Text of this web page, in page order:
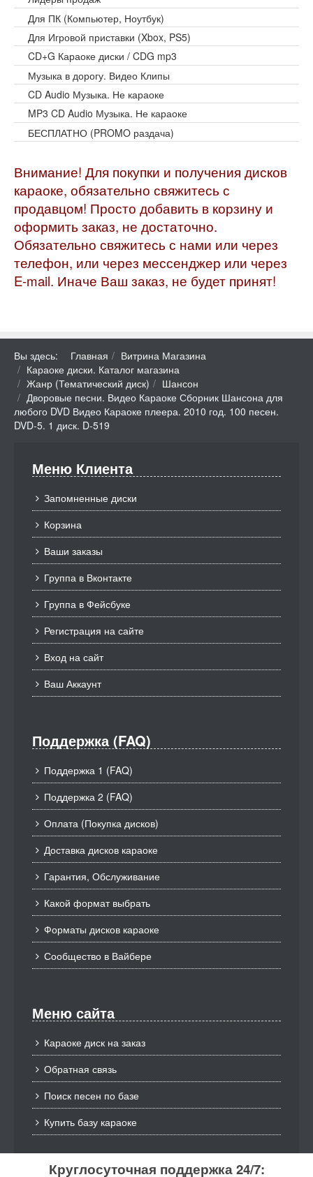
Для ПК (Компьютер, Ноутбук)
Для Игровой приставки (Xbox, PS5)
CD+G Караоке диски / CDG mp3
Музыка в дорогу. Видео Клипы
CD Audio Музыка. Не караоке
MP3 CD Audio Музыка. Не караоке
БЕСПЛАТНО (PROMO раздача)
Внимание! Для покупки и получения дисков
караоке, обязательно свяжитесь с
продавцом! Просто добавить в корзину и
оформить заказ, не достаточно.
Обязательно свяжитесь с нами или через
телефон, или через мессенджер или через
E-mail. Иначе Ваш заказ, не будет принят!
Вы здесь: Главная
Витрина Магазина
Караоке диски. Каталог магазина
Жанр (Тематический диск)
Шансон
Дворовые песни. Видео Караоке Сборник Шансона для
любого DVD Видео Караоке плеера. 2010 год. 100 песен.
DVD-5. 1 диск. D-519
Меню Клиента
Запомненные диски
Корзина
Ваши заказы
Группа в Вконтакте
Группа в Фейсбуке
Регистрация на сайте
Вход на сайт
Ваш Аккаунт
Поддержка (FAQ)
Поддержка 1 (FAQ)
Поддержка 2 (FAQ)
Оплата (Покупка дисков)
Доставка дисков караоке
Гарантия, Обслуживание
Какой формат выбрать
Форматы дисков караоке
Сообщество в Вайбере
Меню сайта
Караоке диск на заказ
Обратная связь
Поиск песен по базе
Купить базу караоке
Круглосуточная поддержка 24/7: